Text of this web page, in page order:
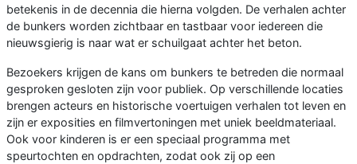
betekenis in de decennia die hierna volgden. De verhalen achter
de bunkers worden zichtbaar en tastbaar voor iedereen die
nieuwsgierig is naar wat er schuilgaat achter het beton.
Bezoekers krijgen de kans om bunkers te betreden die normaal
gesproken gesloten zijn voor publiek. Op verschillende locaties
brengen acteurs en historische voertuigen verhalen tot leven en
zijn er exposities en filmvertoningen met uniek beeldmateriaal.
Ook voor kinderen is er een speciaal programma met
speurtochten en opdrachten, zodat ook zij op een